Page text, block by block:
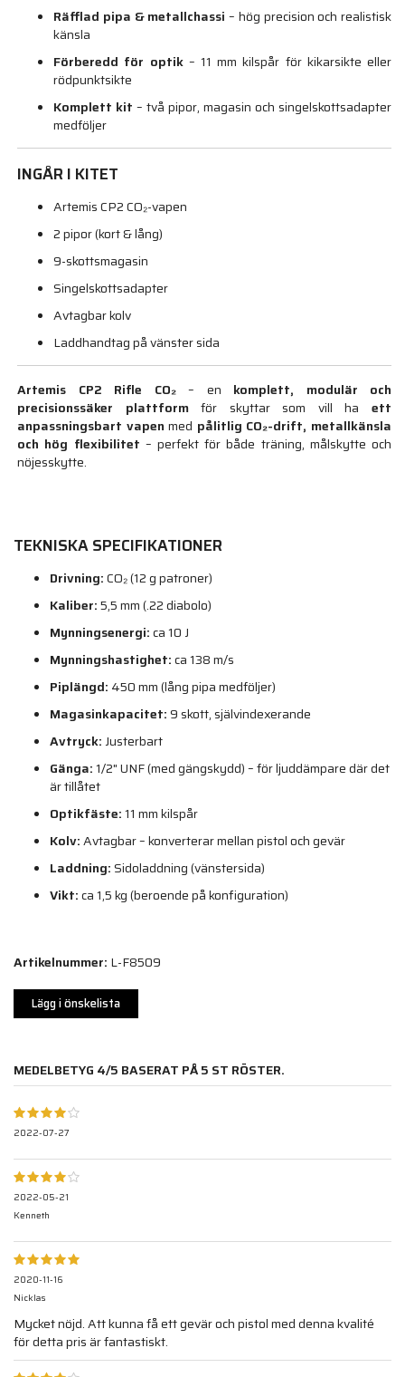
Räfflad pipa & metallchassi – hög precision och realistisk
känsla
Förberedd för optik– 11 mm kilspår för kikarsikte eller
rödpunktsikte
Komplett kit – två pipor, magasin och singelskottsadapter
medföljer
INGÅR I KITET
Artemis CP2 CO₂-vapen
2 pipor (kort & lång)
9-skottsmagasin
Singelskottsadapter
Avtagbar kolv
Laddhandtag på vänster sida
Artemis CP2 Rifle CO₂– en komplett, modulär och
precisionssäker plattformför skyttar som vill ha ett
anpassningsbart vapen med pålitlig CO₂-drift, metallkänsla
och hög flexibilitet – perfekt för både träning, målskytte och
nöjesskytte.
TEKNISKA SPECIFIKATIONER
Drivning:CO₂ (12 g patroner)
Kaliber:5,5 mm (.22 diabolo)
Mynningsenergi:ca 10 J
Mynningshastighet:ca 138 m/s
Piplängd: 450 mm (lång pipa medföljer)
Magasinkapacitet:9 skott, självindexerande
Avtryck: Justerbart
Gänga:1/2" UNF (med gängskydd) – för ljuddämpare där det
är tillåtet
Optikfäste:11 mm kilspår
Kolv:Avtagbar – konverterar mellan pistol och gevär
Laddning:Sidoladdning (vänstersida)
Vikt:ca 1,5 kg (beroende på konfiguration)
Artikelnummer: L-F8509
Lägg i önskelista
MEDELBETYG 4/5 BASERAT PÅ5 ST RÖSTER.
2022-07-27
2022-05-21
Kenneth
2020-11-16
Nicklas
Mycket nöjd. Att kunna få ett gevär och pistol med denna kvalité
för detta pris är fantastiskt.